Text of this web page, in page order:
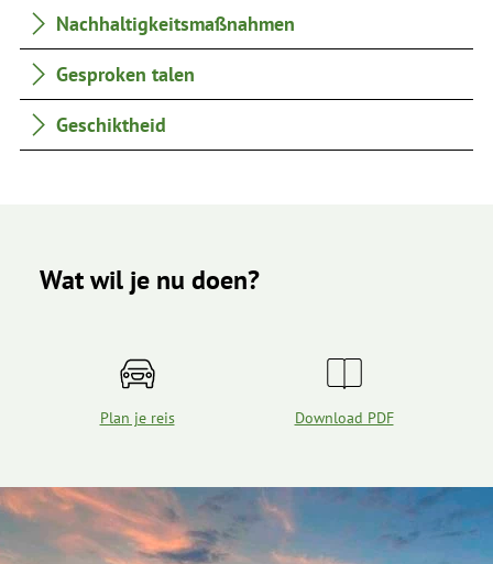
Nachhaltigkeitsmaßnahmen
Gesproken talen
Geschiktheid
Wat wil je nu doen?
Plan je reis Download PDF